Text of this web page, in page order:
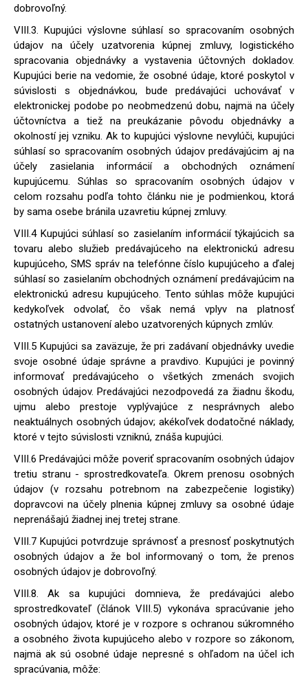
dobrovoľný.
VIII.3. Kupujúci výslovne súhlasí so spracovaním osobných
údajov na účely uzatvorenia kúpnej zmluvy, logistického
spracovania objednávky a vystavenia účtovných dokladov.
Kupujúci berie na vedomie, že osobné údaje, ktoré poskytol v
súvislosti s objednávkou, bude predávajúci uchovávať v
elektronickej podobe po neobmedzenú dobu, najmä na účely
účtovníctva a tiež na preukázanie pôvodu objednávky a
okolností jej vzniku. Ak to kupujúci výslovne nevylúči, kupujúci
súhlasí so spracovaním osobných údajov predávajúcim aj na
účely zasielania informácií a obchodných oznámení
kupujúcemu. Súhlas so spracovaním osobných údajov v
celom rozsahu podľa tohto článku nie je podmienkou, ktorá
by sama osebe bránila uzavretiu kúpnej zmluvy.
VIII.4 Kupujúci súhlasí so zasielaním informácií týkajúcich sa
tovaru alebo služieb predávajúceho na elektronickú adresu
kupujúceho, SMS správ na telefónne číslo kupujúceho a ďalej
súhlasí so zasielaním obchodných oznámení predávajúcim na
elektronickú adresu kupujúceho. Tento súhlas môže kupujúci
kedykoľvek odvolať, čo však nemá vplyv na platnosť
ostatných ustanovení alebo uzatvorených kúpnych zmlúv.
VIII.5 Kupujúci sa zaväzuje, že pri zadávaní objednávky uvedie
svoje osobné údaje správne a pravdivo. Kupujúci je povinný
informovať predávajúceho o všetkých zmenách svojich
osobných údajov. Predávajúci nezodpovedá za žiadnu škodu,
ujmu alebo prestoje vyplývajúce z nesprávnych alebo
neaktuálnych osobných údajov; akékoľvek dodatočné náklady,
ktoré v tejto súvislosti vzniknú, znáša kupujúci.
VIII.6 Predávajúci môže poveriť spracovaním osobných údajov
tretiu stranu - sprostredkovateľa. Okrem prenosu osobných
údajov (v rozsahu potrebnom na zabezpečenie logistiky)
dopravcovi na účely plnenia kúpnej zmluvy sa osobné údaje
neprenášajú žiadnej inej tretej strane.
VIII.7 Kupujúci potvrdzuje správnosť a presnosť poskytnutých
osobných údajov a že bol informovaný o tom, že prenos
osobných údajov je dobrovoľný.
VIII.8. Ak sa kupujúci domnieva, že predávajúci alebo
sprostredkovateľ (článok VIII.5) vykonáva spracúvanie jeho
osobných údajov, ktoré je v rozpore s ochranou súkromného
a osobného života kupujúceho alebo v rozpore so zákonom,
najmä ak sú osobné údaje nepresné s ohľadom na účel ich
spracúvania, môže: